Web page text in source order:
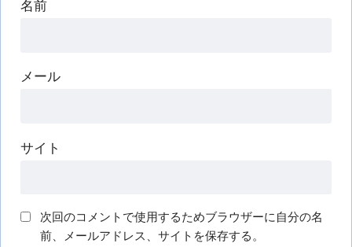
名前
メール
サイト
次回のコメントで使用するためブラウザーに自分の名
前、メールアドレス、サイトを保存する。